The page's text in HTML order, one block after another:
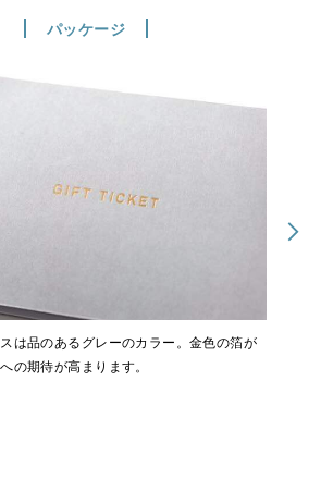
パッケージ
は品のあるグレーのカラー。金色の箔が
の期待が高まります。